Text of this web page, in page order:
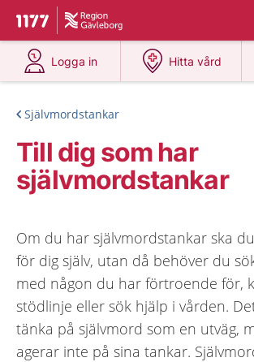
Till startsidan för 1177
Du har valt region
Logga in
på 1177.se
Hitta vård
på 1177.se
Självmordstankar
Till dig som har
självmordstankar
Om du har självmordstankar ska
för dig själv, utan då behöver du
med någon du har förtroende för,
stödlinje eller sök hjälp i vården.
tänka på självmord som en utväg,
agerar inte på sina tankar.